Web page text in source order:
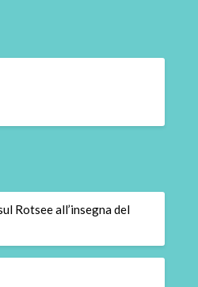
Rotsee all’insegna del